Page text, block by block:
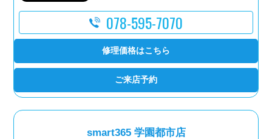
078-595-7070
修理価格はこちら
ご来店予約
smart365 学園都市店